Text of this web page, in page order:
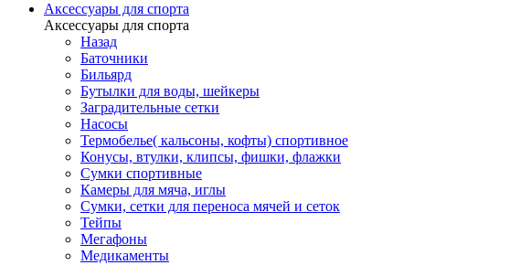
Аксессуары для спорта
Аксессуары для спорта
Назад
Баточники
Бильярд
Бутылки для воды, шейкеры
Заградительные сетки
Насосы
Термобелье( кальсоны, кофты) спортивное
Конусы, втулки, клипсы, фишки, флажки
Сумки спортивные
Камеры для мяча, иглы
Сумки, сетки для переноса мячей и сеток
Тейпы
Мегафоны
Медикаменты